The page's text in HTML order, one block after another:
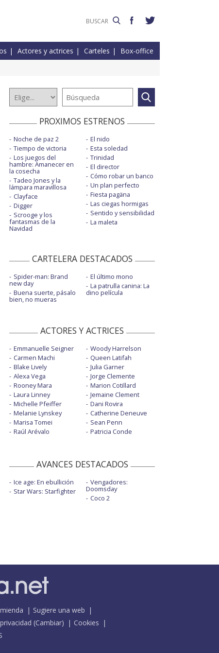
Actores y actrices Carteles Box-office
PROXIMOS ESTRENOS
Noche de paz 2
Tiempo de victoria
Los juegos del
hambre: Amanecer en
la cosecha
Tadeo Jones y la
lámpara maravillosa
Clayface
Digger
Scrooge y los
fantasmas de la
Navidad
El nido
Esta soledad
Trinidad
El director
Cómo robar un banco
Un plan perfecto
Fiesta pagäna
Las ciegas hormigas
Sentido y sensibilidad
La maleta
CARTELERA DESTACADOS
Spider-man: Brand
new day
Buena suerte, pásalo
bien, no mueras
El último mono
La patrulla canina: La
dino película
ACTORES Y ACTRICES
Emmanuelle Seigner
Carmen Machi
Blake Lively
Alexa Vega
Rooney Mara
Laura Linney
Michelle Pfeiffer
Melanie Lynskey
Marisa Tomei
Raúl Arévalo
Woody Harrelson
Queen Latifah
Julia Garner
Jorge Clemente
Marion Cotillard
Jemaine Clement
Dani Rovira
Catherine Deneuve
Sean Penn
Patricia Conde
AVANCES DESTACADOS
Ice age: En ebullición
Star Wars: Starfighter
Vengadores:
Doomsday
Coco 2
Sugiere una web
(Cambiar)
Cookies